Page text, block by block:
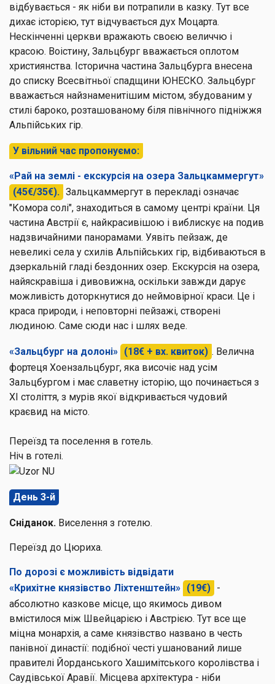
відбувається - як ніби ви потрапили в казку. Тут все
дихає історією, тут відчувається дух Моцарта.
Нескінченні церкви вражають своєю величчю і
красою. Воістину, Зальцбург вважається оплотом
християнства. Історична частина Зальцбурга внесена
до списку Всесвітньої спадщини ЮНЕСКО. Зальцбург
вважається найзнаменитішим містом, збудованим у
стилі бароко, розташованому біля північного підніжжя
Альпійських гір.
У вільний час пропонуємо:
«Рай на землі - екскурсія на озера Зальцкаммергут»
(45€/35€). Зальцкаммергут в перекладі означає
"Комора солі", знаходиться в самому центрі країни. Ця
частина Австрії є, найкрасивішою і виблискує на подив
надзвичайними панорамами. Уявіть пейзаж, де
невеликі села у схилів Альпійських гір, відбиваються в
дзеркальній гладі бездонних озер. Екскурсія на озера,
найяскравіша і дивовижна, оскільки завжди дарує
можливість доторкнутися до неймовірної краси. Це і
краса природи, і неповторні пейзажі, створені
людиною. Саме сюди нас і шлях веде.
«Зальцбург на долоні» (18€ + вх. квиток) . Велична
фортеця Хоензальцбург, яка височіє над усім
Зальцбургом і має славетну історію, що починається з
XI століття, з мурів якої відкривається чудовий
краєвид на місто.
Переїзд та поселення в готель.
Ніч в готелі.
День 3-й
Сніданок. Виселення з готелю.
Переїзд до Цюриха.
По дорозі є можливість відвідати
«Крихітне князівство Ліхтенштейн» (19€) -
абсолютно казкове місце, що якимось дивом
вмістилося між Швейцарією і Австрією. Тут все ще
міцна монархія, а саме князівство названо в честь
панівної династії: подібної честі ушанований лише
правителі Йорданського Хашимітського королівства і
Саудівської Аравії. Місцева архітектура - ніби